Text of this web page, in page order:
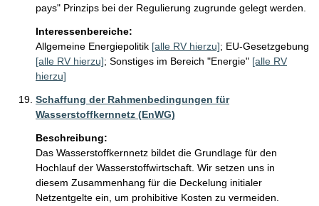
pays" Prinzips bei der Regulierung zugrunde gelegt werden.
Interessenbereiche:
Allgemeine Energiepolitik [alle RV hierzu]; EU-Gesetzgebung
[alle RV hierzu]; Sonstiges im Bereich "Energie" [alle RV
hierzu]
Schaffung der Rahmenbedingungen für
Wasserstoffkernnetz (EnWG)
Beschreibung:
Das Wasserstoffkernnetz bildet die Grundlage für den
Hochlauf der Wasserstoffwirtschaft. Wir setzen uns in
diesem Zusammenhang für die Deckelung initialer
Netzentgelte ein, um prohibitive Kosten zu vermeiden.